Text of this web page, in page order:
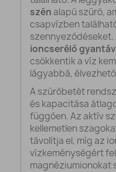
szénalapú szűrő,
csapvízben
ioncserélő
csökkentik a víz
lágyabbá,
A szűrőbetét
és kapacitása
függően. Az aktív
kellemetlen
távolítja el, míg az
vízkeménységért
magnéziumionokat